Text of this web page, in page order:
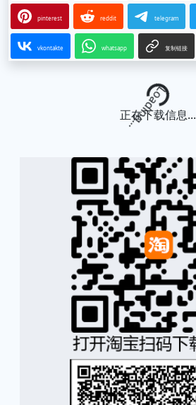
pinterest reddit telegram
vkontakte whatsapp 复制链接
Loading...
正在下载信息...